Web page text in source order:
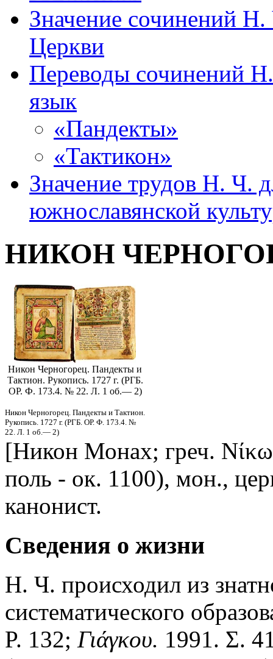
Значение сочинений
Церкви
Переводы сочинений
язык
«Пандекты»
«Тактикон»
Значение трудов Н. Ч.
южнославянской
НИКОН
Никон Черногорец. Пандекты и
Тактион. Рукопись. 1727 г. (РГБ.
ОР. Ф. 173.4. № 22. Л. 1 об.— 2)
Никон Черногорец. Пандекты и Тактион.
Рукопись. 1727 г. (РГБ. ОР. Ф. 173.4. №
22. Л. 1 об.— 2)
[Никон Монах; греч.
поль - ок. 1100), мон.,
канонист.
Сведения о жизни
Н. Ч. происходил из
систематического
P. 132; Γιάγκου. 1991. Σ.